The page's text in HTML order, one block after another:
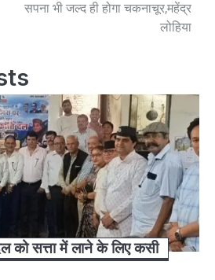
सपना भी जल्द ही होगा चकनाचूर,महेंद्र
लोहिया
को सत्ता में लाने के लिए कसी